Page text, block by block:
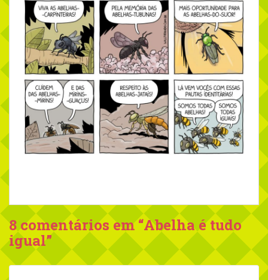
e
8 comentários em “Abelha é tudo
igual”